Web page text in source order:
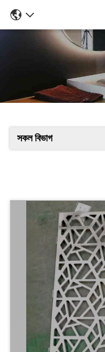
সকল বিভাগ